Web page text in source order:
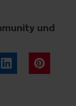
und
LinkedIn